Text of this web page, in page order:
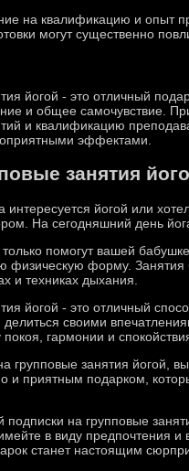
на квалификацию и опыт
могут существенно
йогой - это отличный
и общее самочувствие.
и квалификацию
эффектами.
занятия
йогой или
На сегодняшний день
помогут вашей
физическую форму.
и техниках дыхания.
йогой - это отличный
своими
гармонии и
групповые занятия йогой,
и приятным подарком,
подписки на групповые
в виду предпочтения
станет настоящим